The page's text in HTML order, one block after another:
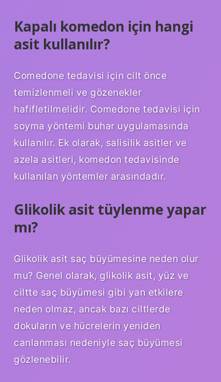
Kapalı komedon için hangi
asit kullanılır?
Comedone tedavisi için cilt önce
temizlenmeli ve gözenekler
hafifletilmelidir. Comedone tedavisi için
soyma yöntemi buhar uygulamasında
kullanılır. Ek olarak, salisilik asitler ve
azela asitleri, komedon tedavisinde
kullanılan yöntemler arasındadır.
Glikolik asit tüylenme yapar
mı?
Glikolik asit saç büyümesine neden olur
mu? Genel olarak, glikolik asit, yüz ve
ciltte saç büyümesi gibi yan etkilere
neden olmaz, ancak bazı ciltlerde
dokuların ve hücrelerin yeniden
canlanması nedeniyle saç büyümesi
gözlenebilir.